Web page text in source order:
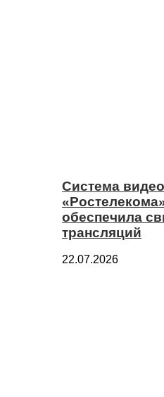
Система
обеспечила
трансляций
22.07.2026